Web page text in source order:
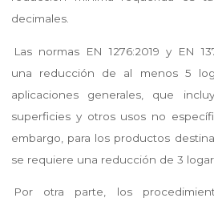
decimales.
Las normas EN 1276:2019 y EN
una reducción de al menos 5
aplicaciones generales, que
superficies y otros usos no
embargo, para los productos
se requiere una reducción de 3
Por otra parte, los